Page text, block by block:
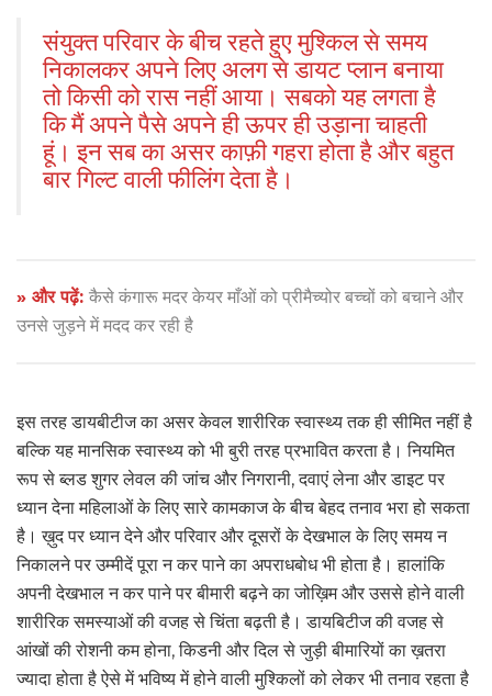
संयुक्त परिवार के बीच रहते हुए मुश्किल से समय
निकालकर अपने लिए अलग से डायट प्लान बनाया
तो किसी को रास नहीं आया। सबको यह लगता है
कि मैं अपने पैसे अपने ही ऊपर ही उड़ाना चाहती
हूं। इन सब का असर काफ़ी गहरा होता है और बहुत
बार गिल्ट वाली फीलिंग देता है।
» और पढ़ें: कैसे कंगारू मदर केयर माँओं को प्रीमैच्योर बच्चों को बचाने और
उनसे जुड़ने में मदद कर रही है
इस तरह डायबीटीज का असर केवल शारीरिक स्वास्थ्य तक ही सीमित नहीं है
बल्कि यह मानसिक स्वास्थ्य को भी बुरी तरह प्रभावित करता है। नियमित
रूप से ब्लड शुगर लेवल की जांच और निगरानी, दवाएं लेना और डाइट पर
ध्यान देना महिलाओं के लिए सारे कामकाज के बीच बेहद तनाव भरा हो सकता
है। ख़ुद पर ध्यान देने और परिवार और दूसरों के देखभाल के लिए समय न
निकालने पर उम्मीदें पूरा न कर पाने का अपराधबोध भी होता है। हालांकि
अपनी देखभाल न कर पाने पर बीमारी बढ़ने का जोख़िम और उससे होने वाली
शारीरिक समस्याओं की वजह से चिंता बढ़ती है। डायबिटीज की वजह से
आंखों की रोशनी कम होना, किडनी और दिल से जुड़ी बीमारियों का ख़तरा
ज्यादा होता है ऐसे में भविष्य में होने वाली मुश्किलों को लेकर भी तनाव रहता है